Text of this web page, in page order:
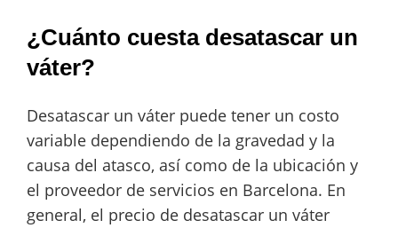
¿Cuánto cuesta desatascar un
váter?
Desatascar un váter puede tener un costo
variable dependiendo de la gravedad y la
causa del atasco, así como de la ubicación y
el proveedor de servicios en Barcelona. En
general, el precio de desatascar un váter